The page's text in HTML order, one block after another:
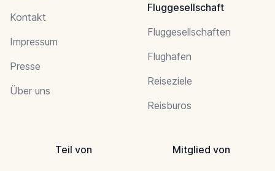
Kontakt
Impressum
Presse
Über uns
Fluggesellschaft
Fluggesellschaften
Flughafen
Reiseziele
Reisburos
Teil von Mitglied von